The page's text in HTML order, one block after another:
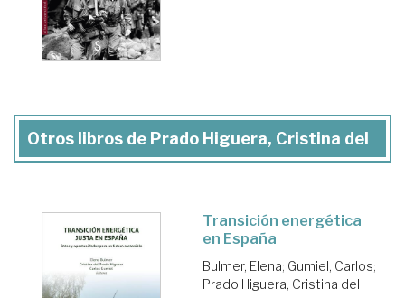
Otros libros de Prado Higuera, Cristina del
Transición energética
en España
Bulmer, Elena; Gumiel, Carlos;
Prado Higuera, Cristina del